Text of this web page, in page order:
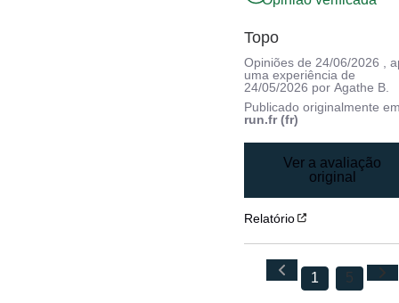
Topo
Opiniões de24/06/2026 ,
uma experiência de
24/05/2026 porAgathe B.
Publicado originalmente
run.fr (fr)
Ver a avaliação
original
Relatório
1 5